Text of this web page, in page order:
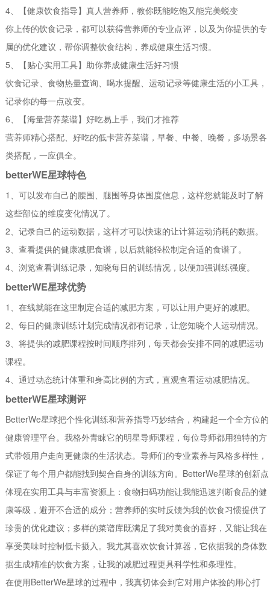
4、【健康饮食指导】真人营养师，教你既能吃饱又能完美蜕变
你上传的饮食记录，都可以获得营养师的专业点评，以及为你提供的专
属的优化建议，帮你调整饮食结构，养成健康生活习惯。
5、【贴心实用工具】助你养成健康生活好习惯
饮食记录、食物热量查询、喝水提醒、运动记录等健康生活的小工具，
记录你的每一点改变。
6、【海量营养菜谱】好吃易上手，我们才推荐
营养师精心搭配、好吃的低卡营养菜谱，早餐、中餐、晚餐，多场景各
类搭配，一应俱全。
betterWE星球特色
1、可以发布自己的腰围、腿围等身体围度信息，这样您就能及时了解
这些部位的维度变化情况了。
2、记录自己的运动数据，这样才可以快速的让计算运动消耗的数据。
3、查看提供的健康减肥食谱，以后就能轻松制定合适的食谱了。
4、浏览查看训练记录，知晓每日的训练情况，以便加强训练强度。
betterWE星球优势
1、在线就能在这里制定合适的减肥方案，可以让用户更好的减肥。
2、每日的健康训练计划完成情况都有记录，让您知晓个人运动情况。
3、将提供的减肥课程按时间顺序排列，每天都会安排不同的减肥运动
课程。
4、通过动态统计体重和身高比例的方式，直观查看运动减肥情况。
betterWE星球测评
BetterWe星球把个性化训练和营养指导巧妙结合，构建起一个全方位的
健康管理平台。我格外青睐它的明星导师课程，每位导师都用独特的方
式带领用户走向更健康的生活状态。导师们的专业素养与风格多样性，
保证了每个用户都能找到契合自身的训练方向。BetterWe星球的创新点
体现在实用工具与丰富资源上：食物扫码功能让我能迅速判断食品的健
康等级，避开不合适的成分；营养师的实时反馈为我的饮食习惯提供了
珍贵的优化建议；多样的菜谱库既满足了我对美食的喜好，又能让我在
享受美味时控制低卡摄入。我尤其喜欢饮食计算器，它依据我的身体数
据生成精准的饮食方案，让我的减肥过程更具科学性和条理性。
在使用BetterWe星球的过程中，我真切体会到它对用户体验的用心打